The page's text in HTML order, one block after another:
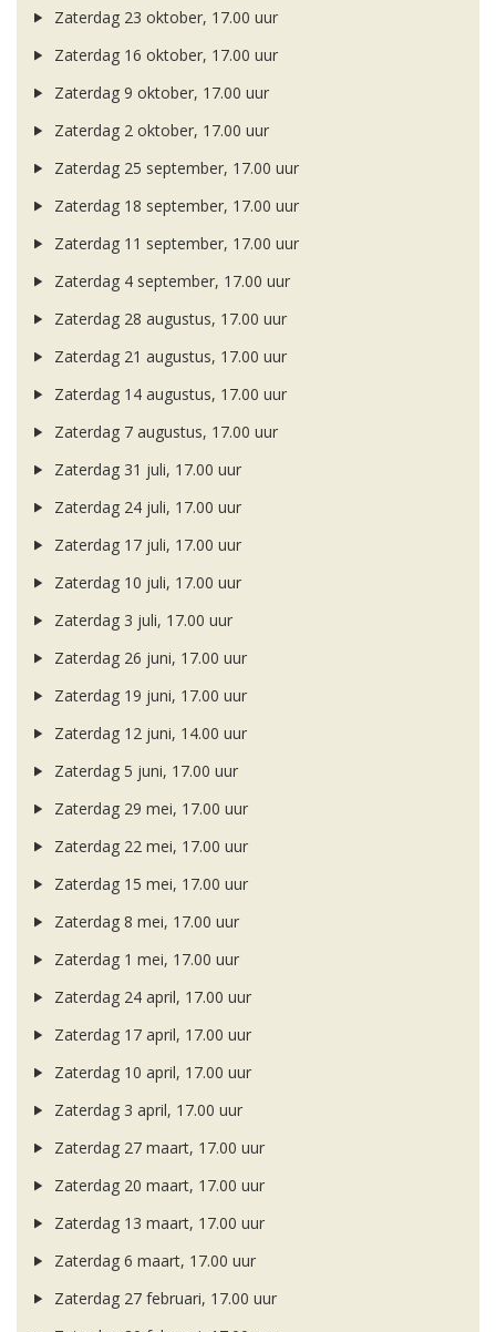
Zaterdag 23 oktober, 17.00 uur
Zaterdag 16 oktober, 17.00 uur
Zaterdag 9 oktober, 17.00 uur
Zaterdag 2 oktober, 17.00 uur
Zaterdag 25 september, 17.00 uur
Zaterdag 18 september, 17.00 uur
Zaterdag 11 september, 17.00 uur
Zaterdag 4 september, 17.00 uur
Zaterdag 28 augustus, 17.00 uur
Zaterdag 21 augustus, 17.00 uur
Zaterdag 14 augustus, 17.00 uur
Zaterdag 7 augustus, 17.00 uur
Zaterdag 31 juli, 17.00 uur
Zaterdag 24 juli, 17.00 uur
Zaterdag 17 juli, 17.00 uur
Zaterdag 10 juli, 17.00 uur
Zaterdag 3 juli, 17.00 uur
Zaterdag 26 juni, 17.00 uur
Zaterdag 19 juni, 17.00 uur
Zaterdag 12 juni, 14.00 uur
Zaterdag 5 juni, 17.00 uur
Zaterdag 29 mei, 17.00 uur
Zaterdag 22 mei, 17.00 uur
Zaterdag 15 mei, 17.00 uur
Zaterdag 8 mei, 17.00 uur
Zaterdag 1 mei, 17.00 uur
Zaterdag 24 april, 17.00 uur
Zaterdag 17 april, 17.00 uur
Zaterdag 10 april, 17.00 uur
Zaterdag 3 april, 17.00 uur
Zaterdag 27 maart, 17.00 uur
Zaterdag 20 maart, 17.00 uur
Zaterdag 13 maart, 17.00 uur
Zaterdag 6 maart, 17.00 uur
Zaterdag 27 februari, 17.00 uur